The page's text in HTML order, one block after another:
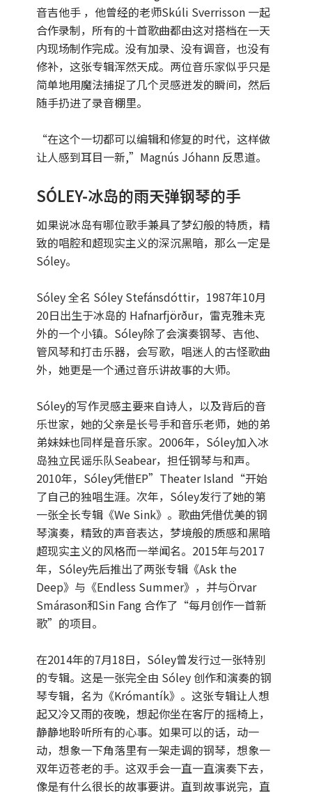
音吉他手 ，他曾经的老师Skúli Sverrisson 一起
合作录制，所有的十首歌曲都由这对搭档在一天
内现场制作完成。没有加录、没有调音，也没有
修补，这张专辑浑然天成。两位音乐家似乎只是
简单地用魔法捕捉了几个灵感迸发的瞬间，然后
随手扔进了录音棚里。
“在这个一切都可以编辑和修复的时代，这样做
让人感到耳目一新,”Magnús Jóhann 反思道。
SÓLEY-冰岛的雨天弹钢琴的手
如果说冰岛有哪位歌手兼具了梦幻般的特质，精
致的唱腔和超现实主义的深沉黑暗，那么一定是
Sóley。
Sóley 全名 Sóley Stefánsdóttir，1987年10月
20日出生于冰岛的 Hafnarfjörður，雷克雅未克
外的一个小镇。Sóley除了会演奏钢琴、吉他、
管风琴和打击乐器，会写歌，唱迷人的古怪歌曲
外，她更是一个通过音乐讲故事的大师。
Sóley的写作灵感主要来自诗人，以及背后的音
乐世家，她的父亲是长号手和音乐老师，她的弟
弟妹妹也同样是音乐家。2006年，Sóley加入冰
岛独立民谣乐队Seabear，担任钢琴与和声。
2010年，Sóley凭借EP”Theater Island“开始
了自己的独唱生涯。次年，Sóley发行了她的第
一张全长专辑《We Sink》。歌曲凭借优美的钢
琴演奏，精致的声音表达，梦境般的质感和黑暗
超现实主义的风格而一举闻名。2015年与2017
年，Sóley先后推出了两张专辑《Ask the
Deep》与《Endless Summer》，并与Örvar
Smárason和Sin Fang 合作了“每月创作一首新
歌”的项目。
在2014年的7月18日，Sóley曾发行过一张特别
的专辑。这是一张完全由 Sóley 创作和演奏的钢
琴专辑，名为《Krómantík》。这张专辑让人想
起又冷又雨的夜晚，想起你坐在客厅的摇椅上，
静静地聆听所有的心事。如果可以的话，动一
动，想象一下角落里有一架走调的钢琴，想象一
双年迈苍老的手。这双手会一直一直演奏下去，
像是有什么很长的故事要讲。直到故事说完，直